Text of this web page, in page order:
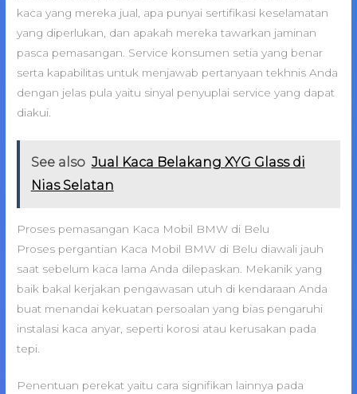
kaca yang mereka jual, apa punyai sertifikasi keselamatan
yang diperlukan, dan apakah mereka tawarkan jaminan
pasca pemasangan. Service konsumen setia yang benar
serta kapabilitas untuk menjawab pertanyaan tekhnis Anda
dengan jelas pula yaitu sinyal penyuplai service yang dapat
diakui.
See also Jual Kaca Belakang XYG Glass di
Nias Selatan
Proses pemasangan Kaca Mobil BMW di Belu
Proses pergantian Kaca Mobil BMW di Belu diawali jauh
saat sebelum kaca lama Anda dilepaskan. Mekanik yang
baik bakal kerjakan pengawasan utuh di kendaraan Anda
buat menandai kekuatan persoalan yang bias pengaruhi
instalasi kaca anyar, seperti korosi atau kerusakan pada
tepi.
Penentuan perekat yaitu cara signifikan lainnya pada